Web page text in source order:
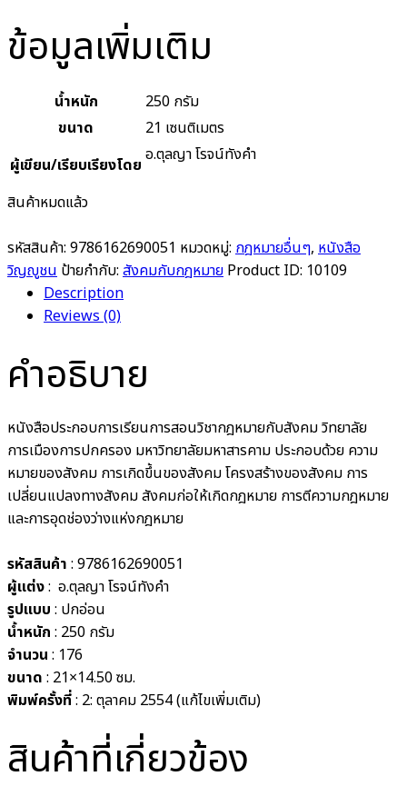
ข้อมูลเพิ่มเติม
น้ำหนัก
250 กรัม
ขนาด
21 เซนติเมตร
ผู้เขียน/เรียบเรียงโดย อ.ตุลญา โรจน์ทังคำ
สินค้าหมดแล้ว
รหัสสินค้า: 9786162690051 หมวดหมู่: กฎหมายอื่นๆ, หนังสือ
วิญญูชน ป้ายกำกับ: สังคมกับกฎหมาย Product ID: 10109
Description
Reviews (0)
คำอธิบาย
หนังสือประกอบการเรียนการสอนวิชากฎหมายกับสังคม วิทยาลัย
การเมืองการปกครอง มหาวิทยาลัยมหาสารคาม ประกอบด้วย ความ
หมายของสังคม การเกิดขึ้นของสังคม โครงสร้างของสังคม การ
เปลี่ยนแปลงทางสังคม สังคมก่อให้เกิดกฎหมาย การตีความกฎหมาย
และการอุดช่องว่างแห่งกฎหมาย
รหัสสินค้า : 9786162690051
ผู้แต่ง: อ.ตุลญา โรจน์ทังคำ
รูปแบบ : ปกอ่อน
น้ำหนัก : 250 กรัม
จำนวน : 176
ขนาด : 21×14.50 ซม.
พิมพ์ครั้งที่: 2: ตุลาคม 2554 (แก้ไขเพิ่มเติม)
สินค้าที่เกี่ยวข้อง